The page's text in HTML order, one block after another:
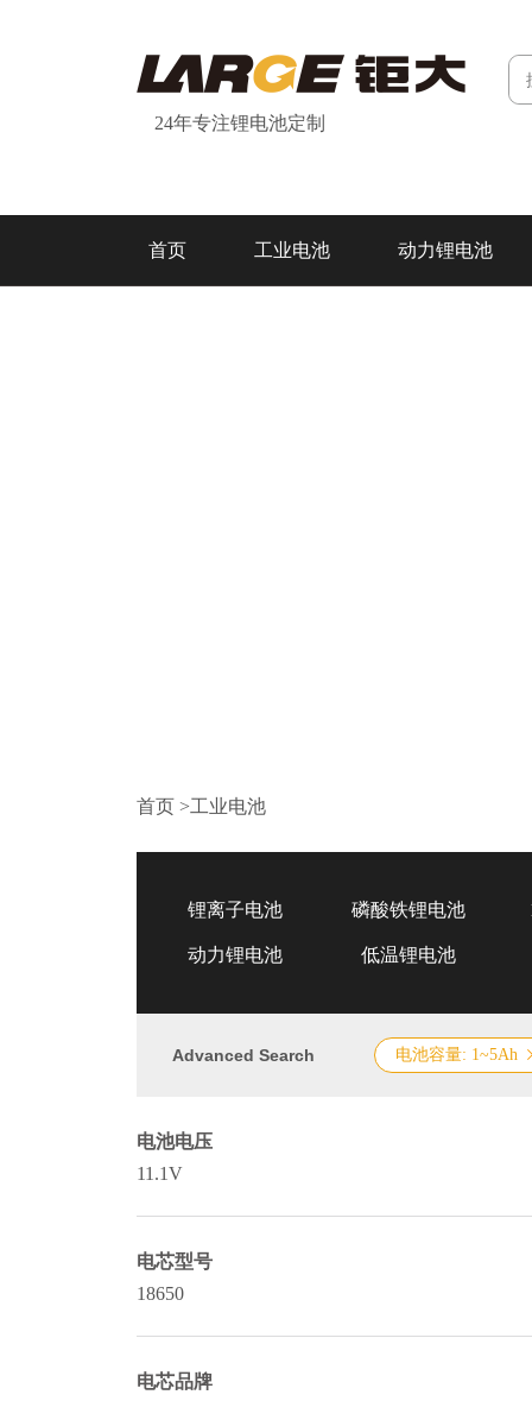
24年专注锂电池定制
首页 工业电池 动力锂电池
首页 >工业电池
锂离子电池 磷酸铁锂电池
动力锂电池 低温锂电池
Advanced Search 电池容量: 1~5Ah
电池电压
11.1V
电芯型号
18650
电芯品牌